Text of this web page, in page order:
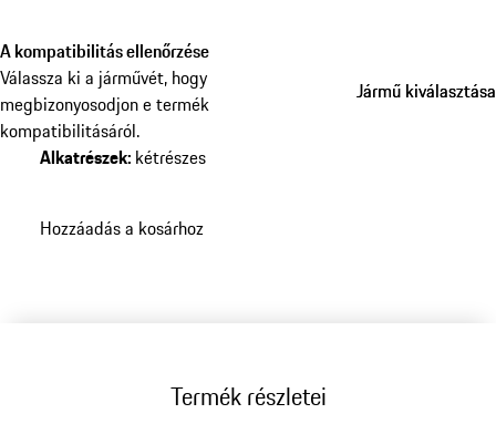
A kompatibilitás ellenőrzése
Válassza ki a járművét, hogy
megbizonyosodjon e termék
kompatibilitásáról.
Jármű kiválasztása
Jármű kiválasztása
Alkatrészek: kétrészes
Hozzáadás a kosárhoz
Termék részletei